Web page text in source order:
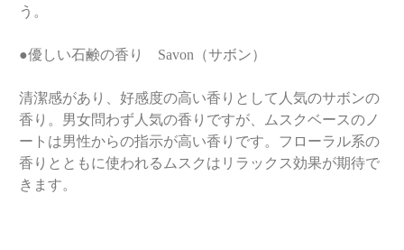
う。
●優しい石鹸の香り Savon（サボン）
清潔感があり、好感度の高い香りとして人気のサボンの
香り。男女問わず人気の香りですが、ムスクベースのノ
ートは男性からの指示が高い香りです。フローラル系の
香りとともに使われるムスクはリラックス効果が期待で
きます。